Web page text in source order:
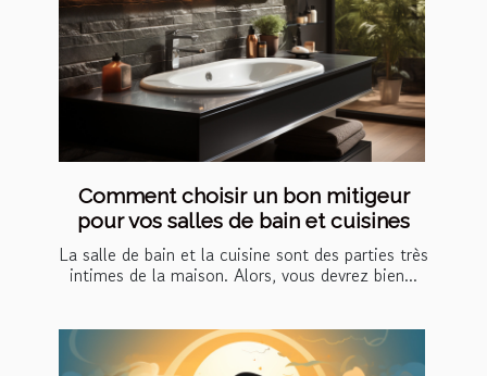
Comment choisir un bon mitigeur
pour vos salles de bain et cuisines
La salle de bain et la cuisine sont des parties très
intimes de la maison. Alors, vous devrez bien...